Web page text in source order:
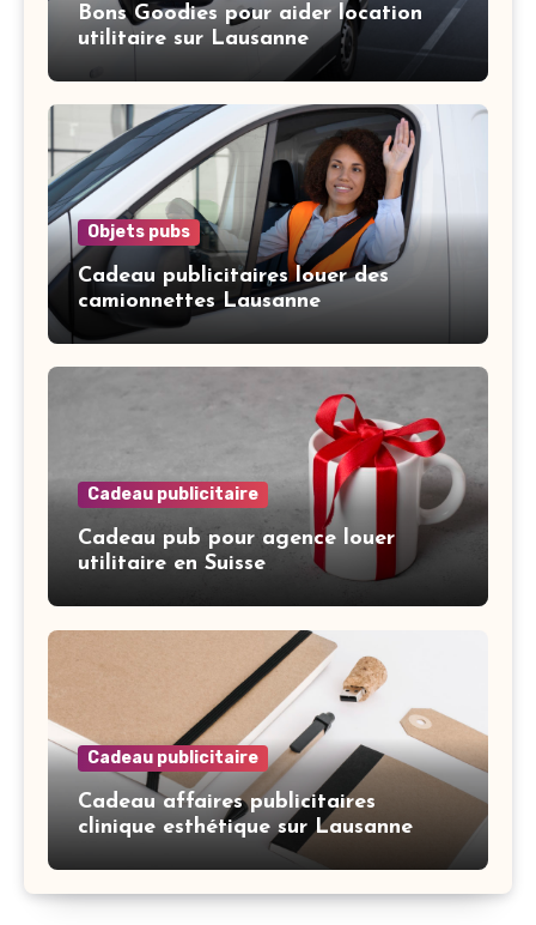
Bons Goodies pour aider location
utilitaire sur Lausanne
Objets pubs
Cadeau publicitaires louer des
camionnettes Lausanne
Cadeau publicitaire
Cadeau pub pour agence louer
utilitaire en Suisse
Cadeau publicitaire
Cadeau affaires publicitaires
clinique esthétique sur Lausanne